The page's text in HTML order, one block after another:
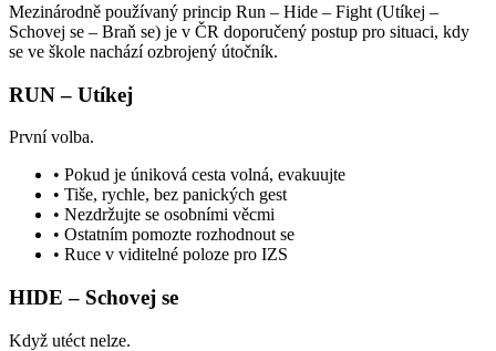
Mezinárodně používaný princip Run – Hide – Fight (Utíkej –
Schovej se – Braň se) je v ČR doporučený postup pro situaci, kdy
se ve škole nachází ozbrojený útočník.
RUN – Utíkej
První volba.
• Pokud je úniková cesta volná, evakuujte
• Tiše, rychle, bez panických gest
• Nezdržujte se osobními věcmi
• Ostatním pomozte rozhodnout se
• Ruce v viditelné poloze pro IZS
HIDE – Schovej se
Když utéct nelze.